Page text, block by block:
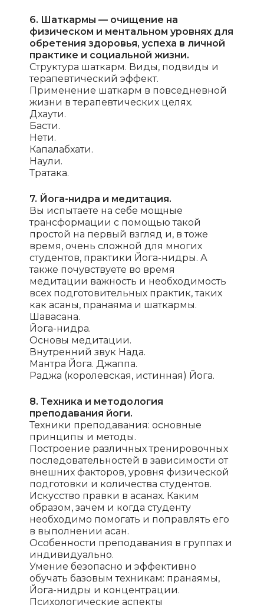
6. Шаткармы — очищение на
физическом и ментальном уровнях для
обретения здоровья, успеха в личной
практике и социальной жизни.
Структура шаткарм. Виды, подвиды и
терапевтический эффект.
Применение шаткарм в повседневной
жизни в терапевтических целях.
Дхаути.
Басти.
Нети.
Капалабхати.
Наули.
Тратака.
7. Йога-нидра и медитация.
Вы испытаете на себе мощные
трансформации с помощью такой
простой на первый взгляд и, в тоже
время, очень сложной для многих
студентов, практики Йога-нидры. А
также почувствуете во время
медитации важность и необходимость
всех подготовительных практик, таких
как асаны, пранаяма и шаткармы.
Шавасана.
Йога-нидра.
Основы медитации.
Внутренний звук Нада.
Мантра Йога. Джаппа.
Раджа (королевская, истинная) Йога.
8. Техника и методология
преподавания йоги.
Техники преподавания: основные
принципы и методы.
Построение различных тренировочных
последовательностей в зависимости от
внешних факторов, уровня физической
подготовки и количества студентов.
Искусство правки в асанах. Каким
образом, зачем и когда студенту
необходимо помогать и поправлять его
в выполнении асан.
Особенности преподавания в группах и
индивидуально.
Умение безопасно и эффективно
обучать базовым техникам: пранаямы,
Йога-нидры и концентрации.
Психологические аспекты